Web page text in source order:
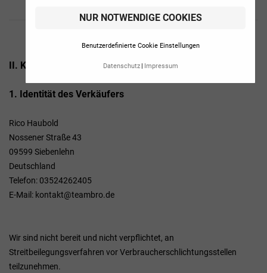
NUR NOTWENDIGE COOKIES
Benutzerdefinierte Cookie Einstellungen
Datenschutz Impressum
II. Kundeninformationen
1. Identität des Verkäufers
Rico Haubold
Nossener Straße 43
09599 Siebenlehn
Deutschland
Telefon: 03524262405
E-Mail: kontakt@teambro.de
Wir sind nicht bereit und nicht verpflichtet, an
Streitbeilegungsverfahren vor Verbraucherschlichtungsstellen
teilzunehmen.